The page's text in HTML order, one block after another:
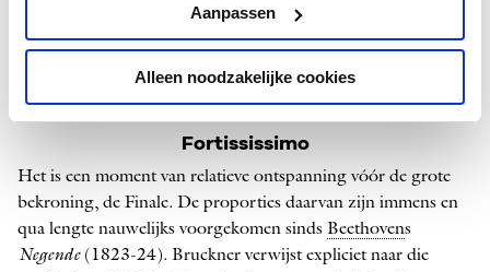
Aanpassen
Alleen noodzakelijke cookies
tweede thema is een gemoedelijke Ländler (een soort
Zoals in elke Brucknersymfonie bevat dit Scherzo een
houtblazers
Fortississimo
Het is een moment van relatieve ontspanning vóór de grote
bekroning, de Finale. De proporties daarvan zijn immens en
qua lengte nauwelijks voorgekomen sinds Beethovens
Negende(1823-24). Bruckner verwijst expliciet naar die